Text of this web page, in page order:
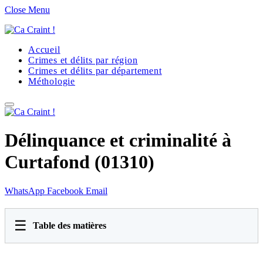
Close Menu
Accueil
Crimes et délits par région
Crimes et délits par département
Méthologie
Délinquance et criminalité à
Curtafond (01310)
WhatsApp Facebook Email
☰ Table des matières